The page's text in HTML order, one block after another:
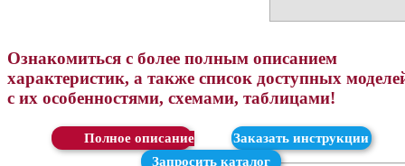
Ознакомиться с более полным описанием
характеристик, а также список доступных
с их особенностями, схемами, таблицами!
Скачать
Заказать инструкции
Запросить каталог